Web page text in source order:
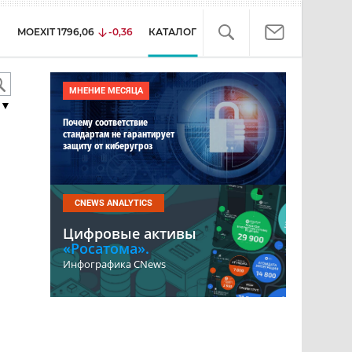
MOEXIT 1796,06 -0,36 КАТАЛОГ
▼
МНЕНИЕ МЕСЯЦА
Почему соответствие
стандартам не гарантирует
защиту от киберугроз
CNEWS ANALYTICS
Цифровые активы
«Росатома».
Инфографика CNews